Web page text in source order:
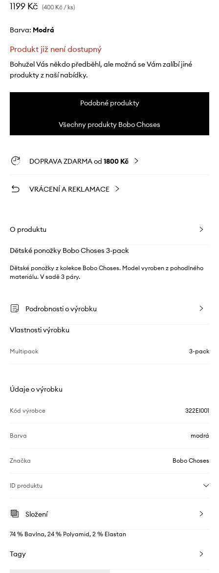
1199 Kč (400 Kč / ks)
Barva: modrá
Produkt již není dostupný
Bohužel Vás někdo předběhl, ale možná se Vám zalíbí jiné
produkty z naší nabídky.
Podobné produkty
Všechny produkty Bobo Choses
DOPRAVA ZDARMA od 1800 Kč
VRÁCENÍ A REKLAMACE
O produktu
Dětské ponožky Bobo Choses 3-pack
Dětské ponožky z kolekce Bobo Choses. Model vyroben z pohodlného
materiálu. V sadě 3 páry.
Podrobnosti o výrobku
Vlastnosti výrobku
Multipack 3-pack
Údaje o výrobku
Kód výrobce 322EI001
Barva modrá
Značka Bobo Choses
ID produktu
Složení
74 % Bavlna, 24 % Polyamid, 2 % Elastan
Tagy